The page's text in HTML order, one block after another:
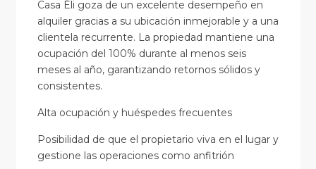
Casa Éli goza de un excelente desempeño en
alquiler gracias a su ubicación inmejorable y a una
clientela recurrente. La propiedad mantiene una
ocupación del 100% durante al menos seis
meses al año, garantizando retornos sólidos y
consistentes.
Alta ocupación y huéspedes frecuentes
Posibilidad de que el propietario viva en el lugar y
gestione las operaciones como anfitrión